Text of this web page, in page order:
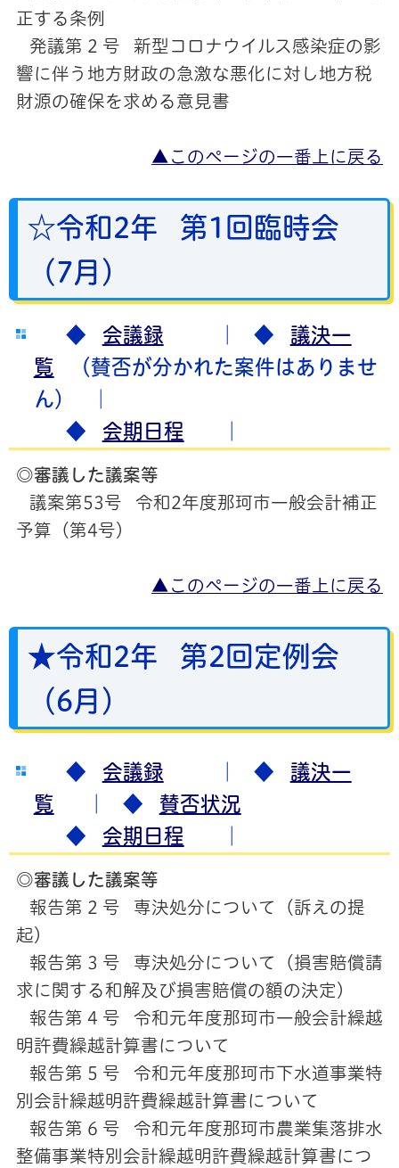
正する条例
発議第 2 号 新型コロナウイルス感染症の影
響に伴う地方財政の急激な悪化に対し地方税
財源の確保を求める意見書
▲このページの一番上に戻る
☆令和2年 第1回臨時会
（7月）
◆ 会議録 ｜ ◆ 議決一
覧 （賛否が分かれた案件はありませ
ん）
◆ 会期日程
◎審議した議案等
議案第53号 令和2年度那珂市一般会計補正
予算（第4号）
▲このページの一番上に戻る
★令和2年 第2回定例会
（6月）
◆ 会議録 ｜ ◆ 議決一
覧 ｜ ◆ 賛否状況
◆ 会期日程
◎審議した議案等
報告第 2 号 専決処分について（訴えの提
起）
報告第 3 号 専決処分について（損害賠償請
求に関する和解及び損害賠償の額の決定）
報告第 4 号 令和元年度那珂市一般会計繰越
明許費繰越計算書について
報告第 5 号 令和元年度那珂市下水道事業特
別会計繰越明許費繰越計算書について
報告第 6 号 令和元年度那珂市農業集落排水
整備事業特別会計繰越明許費繰越計算書につ